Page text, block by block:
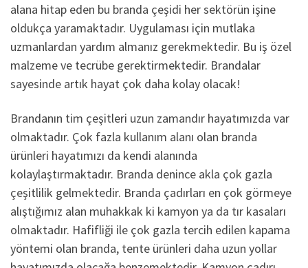
alana hitap eden bu branda çeşidi her sektörün işine
oldukça yaramaktadır. Uygulaması için mutlaka
uzmanlardan yardım almanız gerekmektedir. Bu iş özel
malzeme ve tecrübe gerektirmektedir. Brandalar
sayesinde artık hayat çok daha kolay olacak!
Brandanın tim çeşitleri uzun zamandır hayatımızda var
olmaktadır. Çok fazla kullanım alanı olan branda
ürünleri hayatımızı da kendi alanında
kolaylaştırmaktadır. Branda denince akla çok gazla
çeşitlilik gelmektedir. Branda çadırları en çok görmeye
alıştığımız alan muhakkak ki kamyon ya da tır kasaları
olmaktadır. Hafifliği ile çok gazla tercih edilen kapama
yöntemi olan branda, tente ürünleri daha uzun yollar